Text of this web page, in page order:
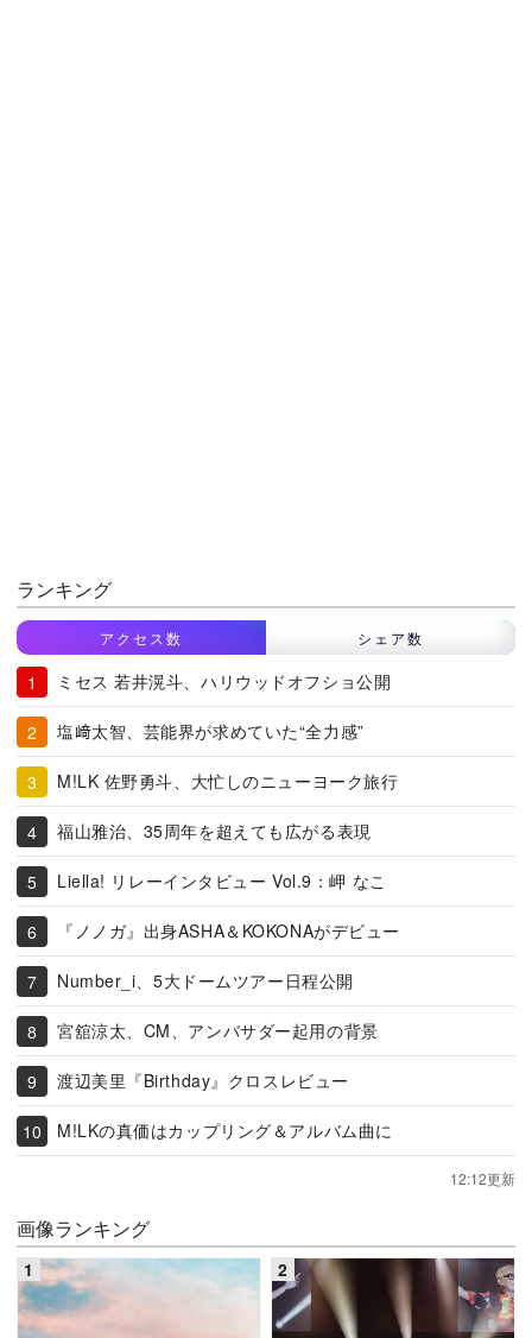
ランキング
アクセス数 シェア数
ミセス 若井滉斗、ハリウッドオフショ公開
塩﨑太智、芸能界が求めていた“全力感”
M!LK 佐野勇斗、大忙しのニューヨーク旅行
福山雅治、35周年を超えても広がる表現
Liella! リレーインタビュー Vol.9：岬 なこ
『ノノガ』出身ASHA＆KOKONAがデビュー
Number_i、5大ドームツアー日程公開
宮舘涼太、CM、アンバサダー起用の背景
渡辺美里『Birthday』クロスレビュー
M!LKの真価はカップリング＆アルバム曲に
12:12更新
画像ランキング